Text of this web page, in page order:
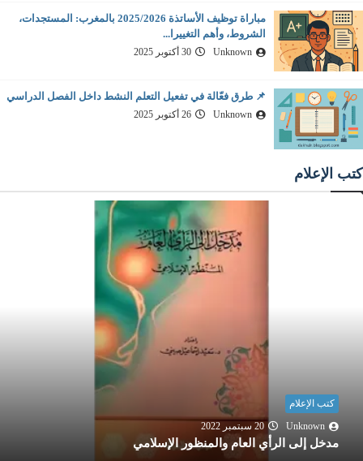
مباراة توظيف الأساتذة 2025/2026 بالمغرب: المستجدات،
الشروط، وأهم التغييرا...
Unknown 30 أكتوبر 2025
📌 طرق فعّالة في تفعيل التعلم النشط داخل الفصل الدراسي
Unknown 26 أكتوبر 2025
كتب الإعلام
كتب الإعلام
Unknown
20 سبتمبر 2022
المرجعية الإعلامية في الإسلام